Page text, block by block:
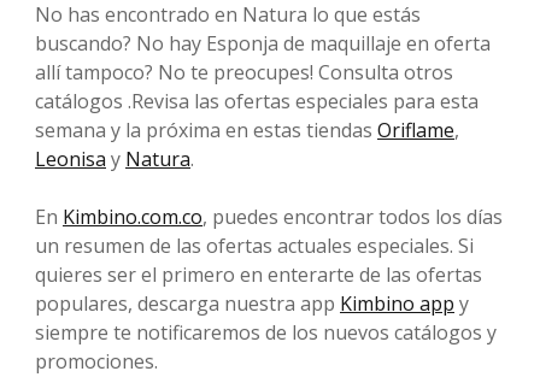
No has encontrado en Natura lo que estás
buscando? No hay Esponja de maquillaje en oferta
allí tampoco? No te preocupes! Consulta otros
catálogos .Revisa las ofertas especiales para esta
semana y la próxima en estas tiendas Oriflame,
Leonisa y Natura.
En Kimbino.com.co, puedes encontrar todos los días
un resumen de las ofertas actuales especiales. Si
quieres ser el primero en enterarte de las ofertas
populares, descarga nuestra app Kimbino app y
siempre te notificaremos de los nuevos catálogos y
promociones.